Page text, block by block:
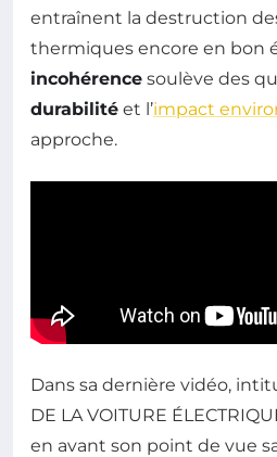
entraînent la destruction
thermiques encore en bon
incohérence soulève des
durabilité et l’impact
approche.
Dans sa dernière vidéo,
DE LA VOITURE
en avant son point de vue